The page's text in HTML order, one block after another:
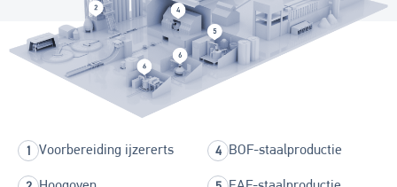
Voorbereiding ijzererts BOF-staalproductie